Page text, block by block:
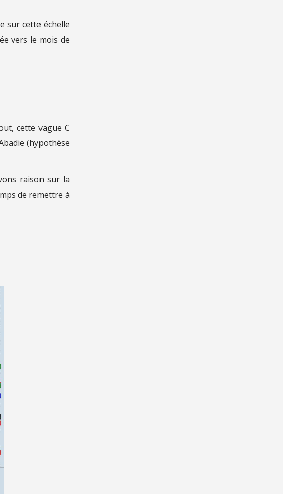
sur cette échelle
vers le mois de
cette vague C
(hypothèse
raison sur la
de remettre à